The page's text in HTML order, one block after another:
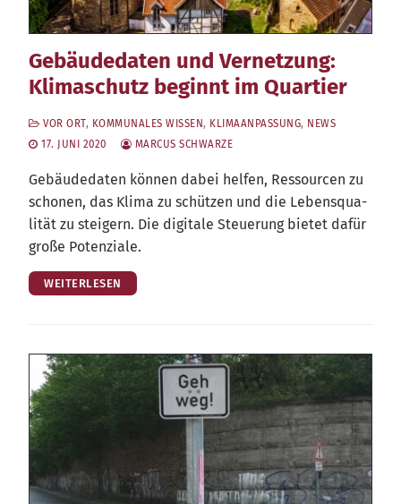
Gebäudedaten und Vernetzung:
Klimaschutz beginnt im Quartier
VOR ORT, KOMMUNALES WISSEN, KLIMAANPASSUNG, NEWS
17. JUNI 2020
MARCUS SCHWARZE
Gebäu­de­da­ten kön­nen dabei hel­fen, Res­sour­cen zu
scho­nen, das Kli­ma zu schüt­zen und die Lebens­qua­
li­tät zu stei­gern. Die digi­ta­le Steue­rung bie­tet dafür
gro­ße Potenziale.
WEITERLESEN